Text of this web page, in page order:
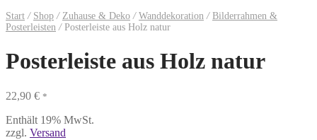
Start / Shop / Zuhause & Deko / Wanddekoration / Bilderrahmen &
Posterleisten /Posterleiste aus Holz natur
Posterleiste aus Holz natur
22,90 € *
Enthält 19% MwSt.
zzgl. Versand